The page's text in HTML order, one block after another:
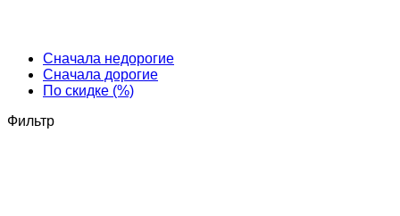
Cначала недорогие
Cначала дорогие
По скидке (%)
Фильтр